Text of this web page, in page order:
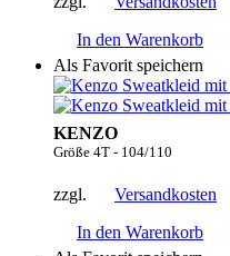
In den Warenkorb
Als Favorit speichern
KENZO
Größe 4T - 104/110
zzgl.
Versandkosten
In den Warenkorb